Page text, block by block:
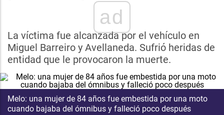
ad
La víctima fue alcanzada por el vehículo en
Miguel Barreiro y Avellaneda. Sufrió heridas de
entidad que le provocaron la muerte.
Melo: una mujer de 84 años fue embestida por una moto
cuando bajaba del ómnibus y falleció poco después